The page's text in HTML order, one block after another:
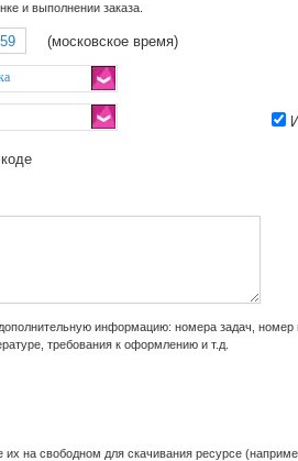
и выполнении заказа.
(московское время)
информацию: номера задач, номер
требования к оформлению и т.д.
на свободном для скачивания ресурсе